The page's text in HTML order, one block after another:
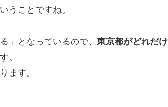
うことですね。
」となっているので、 東京都がどれだけ
。
ます。